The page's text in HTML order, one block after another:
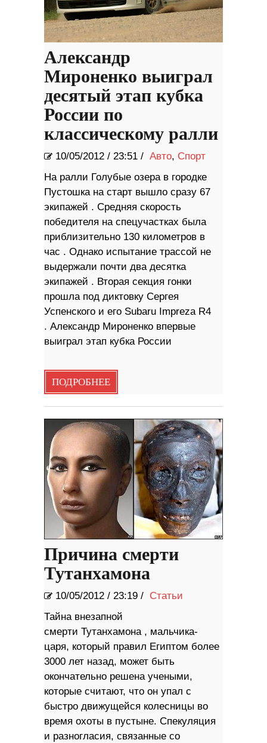
Александр
Мироненко выиграл
десятый этап кубка
России по
классическому ралли
10/05/2012 / 23:51 / Авто, Спорт
На ралли Голубые озера в городке
Пустошка на старт вышло сразу 67
экипажей . Средняя скорость
победителя на спецучастках была
приблизительно 130 километров в
час . Однако испытание трассой не
выдержали почти два десятка
экипажей . Вторая секция гонки
прошла под диктовку Сергея
Успенского и его Subaru Impreza R4
. Александр Мироненко впервые
выиграл этап кубка России
ПОДРОБНЕЕ
Причина смерти
Тутанхамона
10/05/2012 / 23:19 / Статьи
Тайна внезапной
смерти Тутанхамона , мальчика-
царя, который правил Египтом более
3000 лет назад, может быть
окончательно решена учеными,
которые считают, что он упал с
быстро движущейся колесницы во
время охоты в пустыне. Спекуляция
и разногласия, связанные со